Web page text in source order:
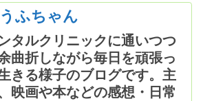
ふちゃん
タルクリニックに通いつつ
曲折しながら毎日を頑張っ
きる様子のブログです。主
映画や本などの感想・日常